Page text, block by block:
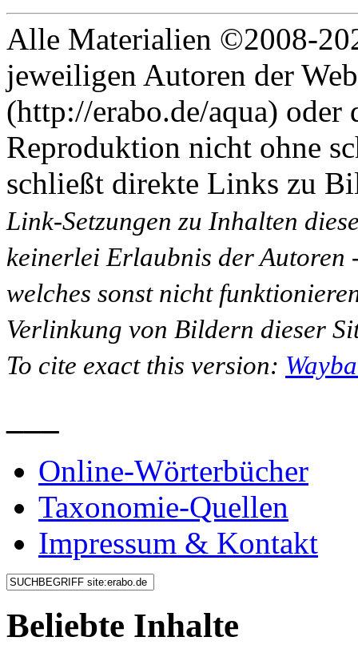
Alle Materialien ©2008-
jeweiligen Autoren der
(http://erabo.de/aqua) oder
Reproduktion nicht ohne
schließt direkte Links zu
Link-Setzungen zu Inhalten
keinerlei Erlaubnis der Autoren
welches sonst nicht
Verlinkung von Bildern dieser
To cite exact this version:
Online-Wörterbücher
Taxonomie-Quellen
Impressum & Kontakt
Beliebte Inhalte